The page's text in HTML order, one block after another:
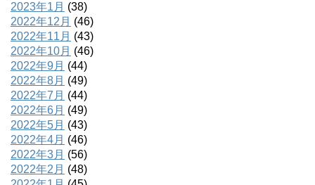
2023年1月 (38)
2022年12月 (46)
2022年11月 (43)
2022年10月 (46)
2022年9月 (44)
2022年8月 (49)
2022年7月 (44)
2022年6月 (49)
2022年5月 (43)
2022年4月 (46)
2022年3月 (56)
2022年2月 (48)